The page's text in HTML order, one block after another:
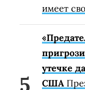
имеет
утечке
США